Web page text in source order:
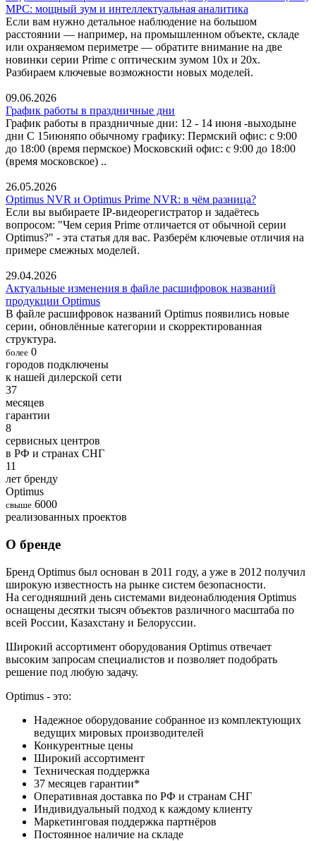
MPC: мощный зум и интеллектуальная аналитика
Если вам нужно детальное наблюдение на большом
расстоянии — например, на промышленном объекте, складе
или охраняемом периметре — обратите внимание на две
новинки серии Prime с оптическим зумом 10x и 20x.
Разбираем ключевые возможности новых моделей.
09.06.2026
График работы в праздничные дни
График работы в праздничные дни: 12 - 14 июня -выходыне
дни C 15июняпо обычному графику: Пермский офис: с 9:00
до 18:00 (время пермское) Московский офис: с 9:00 до 18:00
(время московское) ..
26.05.2026
Optimus NVR и Optimus Prime NVR: в чём разница?
Если вы выбираете IP-видеорегистратор и задаётесь
вопросом: "Чем серия Prime отличается от обычной серии
Optimus?" - эта статья для вас. Разберём ключевые отличия на
примере смежных моделей.
29.04.2026
Актуальные изменения в файле расшифровок названий
продукции Optimus
В файле расшифровок названий Optimus появились новые
серии, обновлённые категории и скорректированная
структура.
более 0
городов подключены
к нашей дилерской сети
37
месяцев
гарантии
8
сервисных центров
в РФ и странах СНГ
11
лет бренду
Optimus
свыше 6000
реализованных проектов
О бренде
Бренд Optimus был основан в 2011 году, а уже в 2012 получил
широкую известность на рынке систем безопасности.
На сегодняшний день системами видеонаблюдения Optimus
оснащены десятки тысяч объектов различного масштаба по
всей России, Казахстану и Белоруссии.
Широкий ассортимент оборудования Optimus отвечает
высоким запросам специалистов и позволяет подобрать
решение под любую задачу.
Optimus - это:
Надежное оборудование собранное из комплектующих
ведущих мировых производителей
Конкурентные цены
Широкий ассортимент
Техническая поддержка
37 месяцев гарантии*
Оперативная доставка по РФ и странам СНГ
Индивидуальный подход к каждому клиенту
Маркетинговая поддержка партнёров
Постоянное наличие на складе